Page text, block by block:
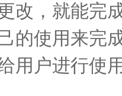
改，就能完
的使用来完
用户进行使